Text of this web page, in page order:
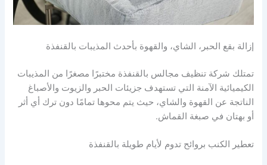
إزالة بقع الحبر، الشاي، والقهوة بأحدث المذيبات بالقنفذة
تمتلك شركة تنظيف مجالس بالقنفذة مختبرًا مصغرًا من المذيبات
الكيميائية الآمنة التي تستهدف جزيئات الحبر والزيوت والأصباغ
الناتجة عن القهوة والشاي، حيث يتم محوها تمامًا دون ترك أي أثر
أو بهتان في صبغة القماش.
تعطير الكنب بروائح تدوم لأيام طويلة بالقنفذة